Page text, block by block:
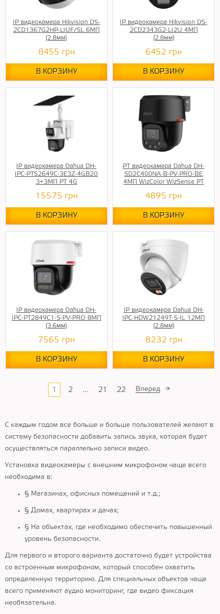
С каждым годом все больше и больше пользователей желают в
систему безопасности добавить запись звука, которая будет
осуществляться параллельно записи видео.
Установка видеокамеры с внешним микрофоном чаще всего
необходима в:
§ Магазинах, офисных помещений и т.д.;
§ Домах, квартирах и дачах;
§ На объектах, где необходимо обеспечить повышенный
уровень безопасности.
Для первого и второго варианта достаточно будет устройства
со встроенным микрофоном, который способен охватить
определенную территорию. Для специальных объектов чаще
всего применяют аудио мониторинг, где видео фиксация
необязательна.
IP видеокамера Hikvision DS-
2CD1367G2HP-LIUF/SL 6МП
(2.8мм)
8455 грн
В КОРЗИНУ
IP видеокамера Hikvision DS-
2CD2343G2-LI2U 4МП
(2.8мм)
6452 грн
В КОРЗИНУ
IP видеокамера Dahua DH-
IPC-PTS2649C-3E3Z-4GB20
3+3МП PT 4G
15575 грн
В КОРЗИНУ
PT видеокамера Dahua DH-
SD2C400NA-B-PV-PRO-BE
4МП WizColor WizSense PT
4895 грн
В КОРЗИНУ
IP видеокамера Dahua DH-
IPC-PT2849C1-S-PV-PRO 8МП
(3.6мм)
7565 грн
В КОРЗИНУ
IP видеокамера Dahua DH-
IPC-HDW21249T-S-IL 12МП
(2.8мм)
8232 грн
В КОРЗИНУ
1 2 ... 21 22 Вперед →